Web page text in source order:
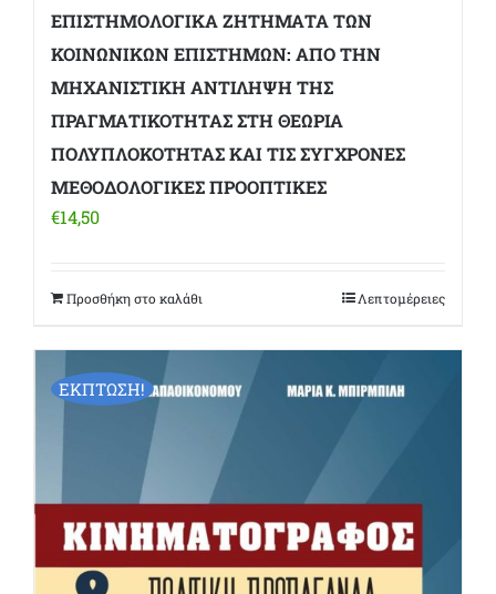
ΕΠΙΣΤΗΜΟΛΟΓΙΚΑ ΖΗΤΗΜΑΤΑ ΤΩΝ
ΚΟΙΝΩΝΙΚΩΝ ΕΠΙΣΤΗΜΩΝ: ΑΠΟ ΤΗΝ
ΜΗΧΑΝΙΣΤΙΚΗ ΑΝΤΙΛΗΨΗ ΤΗΣ
ΠΡΑΓΜΑΤΙΚΟΤΗΤΑΣ ΣΤΗ ΘΕΩΡΙΑ
ΠΟΛΥΠΛΟΚΟΤΗΤΑΣ ΚΑΙ ΤΙΣ ΣΥΓΧΡΟΝΕΣ
ΜΕΘΟΔΟΛΟΓΙΚΕΣ ΠΡΟΟΠΤΙΚΕΣ
€14,50
Προσθήκη στο καλάθι Λεπτομέρειες
ΕΚΠΤΩΣΗ!